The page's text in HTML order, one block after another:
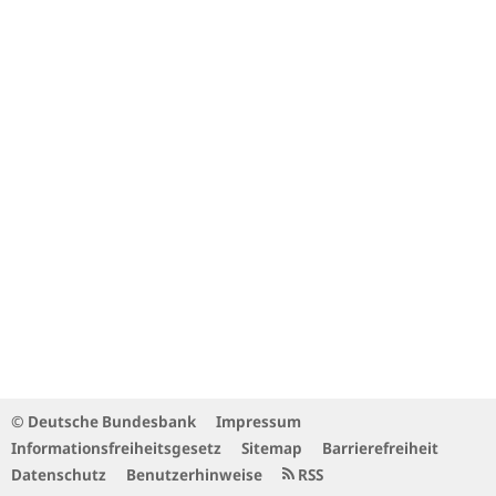
© Deutsche Bundesbank
Impressum
Informationsfreiheitsgesetz
Sitemap
Barrierefreiheit
Datenschutz
Benutzerhinweise RSS